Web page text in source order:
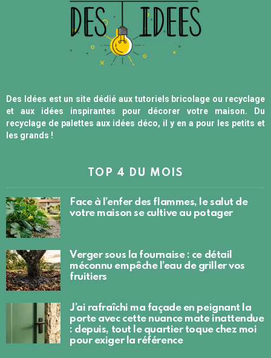
Des Idées est un site dédié aux tutoriels bricolage ou recyclage
et aux idées inspirantes pour décorer votre maison. Du
recyclage de palettes aux idées déco, il y en a pour les petits et
les grands !
TOP 4 DU MOIS
Face à l’enfer des flammes, le salut de
votre maison se cultive au potager
Verger sous la fournaise : ce détail
méconnu empêche l’eau de griller vos
fruitiers
J’ai rafraîchi ma façade en peignant la
porte avec cette nuance mate inattendue
: depuis, tout le quartier toque chez moi
pour exiger la référence